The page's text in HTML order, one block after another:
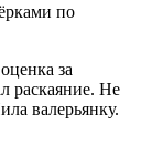
по
за
раскаяние. Не
валерьянку.